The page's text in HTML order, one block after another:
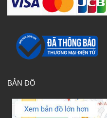
BẢN ĐỒ